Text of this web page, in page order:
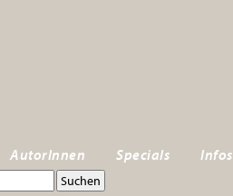
AutorInnen Specials Infos